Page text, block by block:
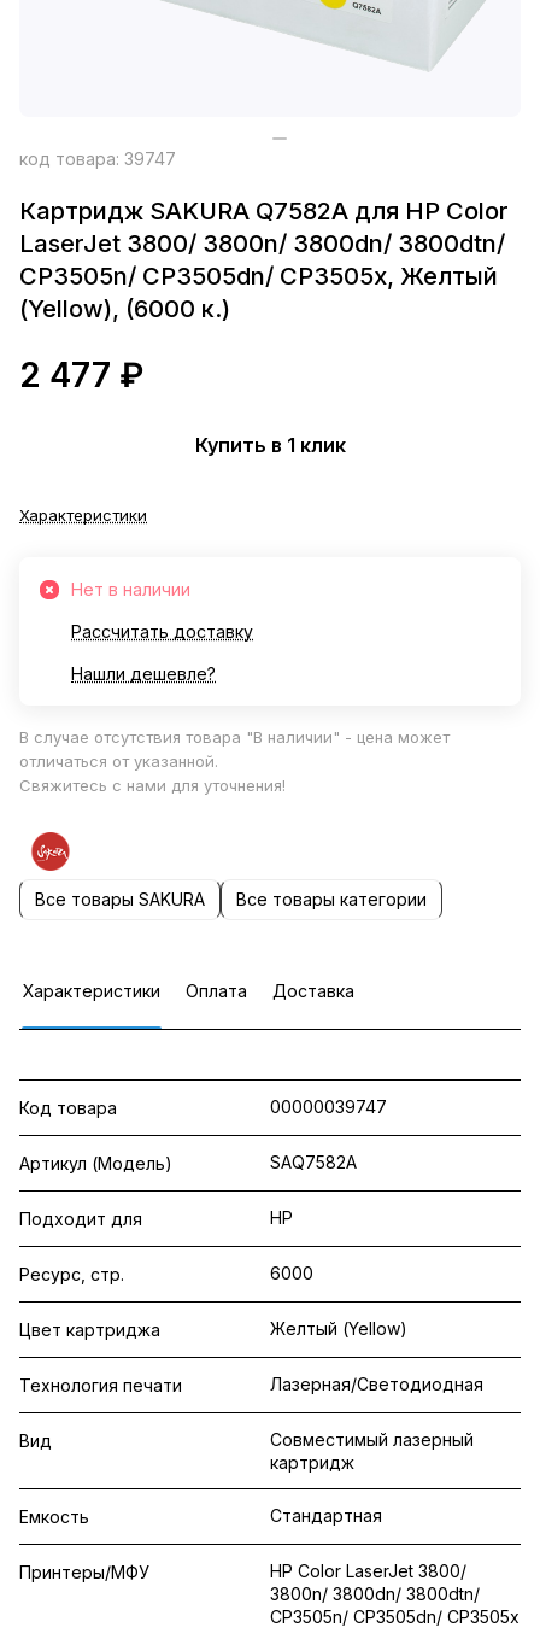
код товара: 39747
Картридж SAKURA Q7582A для HP Color
LaserJet 3800/ 3800n/ 3800dn/ 3800dtn/
CP3505n/ CP3505dn/ CP3505x, Желтый
(Yellow), (6000 к.)
2 477 ₽
Купить в 1 клик
Характеристики
Нет в наличии
Рассчитать доставку
Нашли дешевле?
В случае отсутствия товара "В наличии" - цена может
отличаться от указанной.
Свяжитесь с нами для уточнения!
Все товары SAKURA Все товары категории
Характеристики Оплата Доставка
Код товара 00000039747
Артикул (Модель) SAQ7582A
Подходит для HP
Ресурс, стр. 6000
Цвет картриджа Желтый (Yellow)
Технология печати Лазерная/Светодиодная
Вид
Совместимый лазерный
картридж
Емкость Стандартная
Принтеры/МФУ
HP Color LaserJet 3800/
3800n/ 3800dn/ 3800dtn/
CP3505n/ CP3505dn/ CP3505x